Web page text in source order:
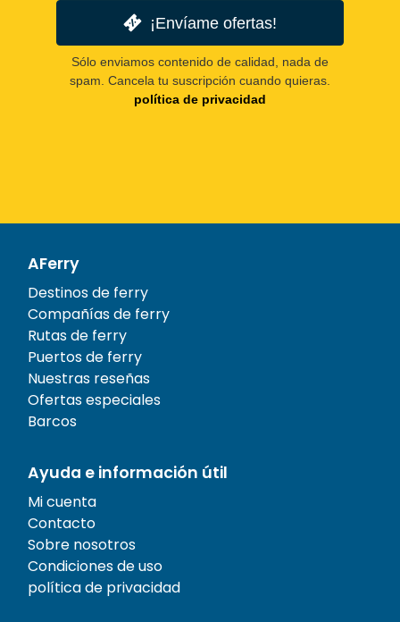
¡Envíame ofertas!
Sólo enviamos contenido de calidad, nada de
spam. Cancela tu suscripción cuando quieras.
política de privacidad
AFerry
Destinos de ferry
Compañías de ferry
Rutas de ferry
Puertos de ferry
Nuestras reseñas
Ofertas especiales
Barcos
Ayuda e información útil
Mi cuenta
Contacto
Sobre nosotros
Condiciones de uso
política de privacidad